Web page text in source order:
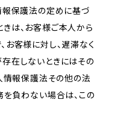
報保護法の定めに基づ
は、お客様ご本人から
お客様に対し、遅滞なく
在しないときにはその
情報保護法その他の法
を負わない場合は、この